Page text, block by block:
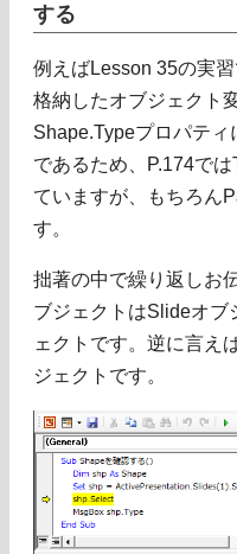
する
例えばLesson 35の実
格納したオブジェクト
Shape.Typeプロパテ
であるため、P.174で
ていますが、もちろん
す。
拙著の中で繰り返しお
ブジェクトはSlideオブ
ェクトです。逆に言え
ジェクトです。